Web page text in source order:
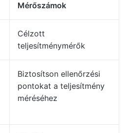
Mérőszámok
Célzott
teljesítménymérők
Biztosítson ellenőrzési
pontokat a teljesítmény
méréséhez